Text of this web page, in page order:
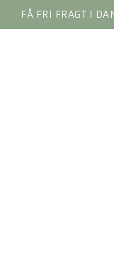
FÅ FRI FRAGT I